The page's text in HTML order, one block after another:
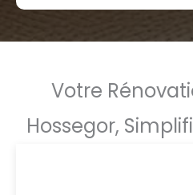
Votre
Hossegor,